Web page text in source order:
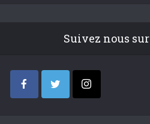
Suivez nous sur